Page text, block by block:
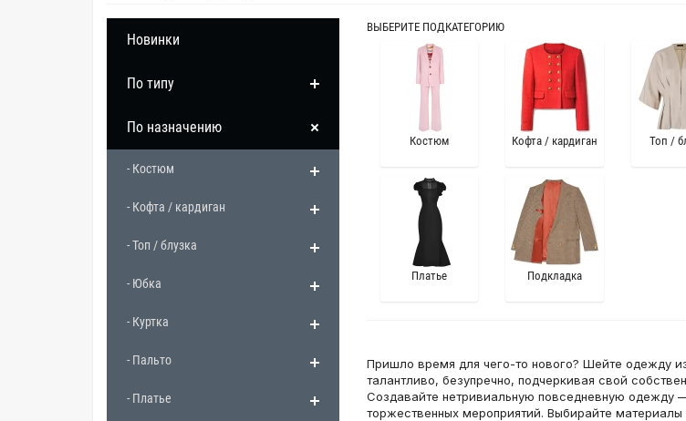
Новинки
По типу
По назначению
- Костюм
- Кофта / кардиган
- Топ / блузка
- Юбка
- Куртка
- Пальто
- Платье
ВЫБЕРИТЕ ПОДКАТЕГОРИЮ
Костюм Кофта / кардиган Топ /
Платье Подкладка
Пришло время для чего-то нового? Шейте одежду
талантливо, безупречно, подчеркивая свой
Создавайте нетривиальную повседневную одежду
торжественных мероприятий. Выбирайте